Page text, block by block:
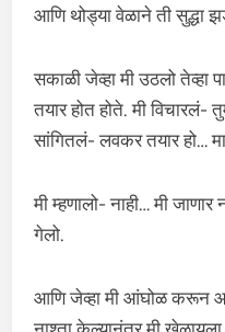
आणि थोड्या वेळाने ती सुद्धा
सकाळी जेव्हा मी उठलो तेव्हा
तयार होत होते. मी विचारलं-
सांगितलं- लवकर तयार हो…
मी म्हणालो- नाही… मी जाणार
गेलो.
आणि जेव्हा मी आंघोळ करून